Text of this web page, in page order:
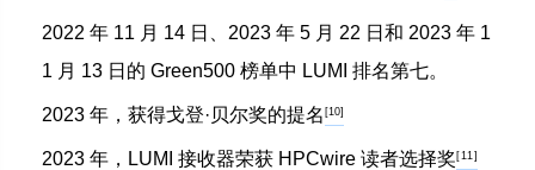
2022 年 11 月 14 日、2023 年 5 月 22 日和 2023 年 1
1 月 13 日的 Green500 榜单中 LUMI 排名第七。
2023 年，获得戈登·贝尔奖的提名 [10]
2023 年， LUMI 接收器荣获 HPCwire 读者选择奖 [11]